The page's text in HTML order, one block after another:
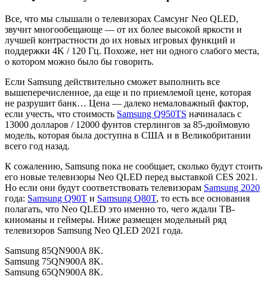
Все, что мы слышали о телевизорах Самсунг Neo QLED,
звучит многообещающе — от их более высокой яркости и
лучшей контрастности до их новых игровых функций и
поддержки 4K / 120 Гц. Похоже, нет ни одного слабого места,
о котором можно было бы говорить.
Если Samsung действительно сможет выполнить все
вышеперечисленное, да еще и по приемлемой цене, которая
не разрушит банк… Цена — далеко немаловажный фактор,
если учесть, что стоимость Samsung Q950TS начиналась с
13000 долларов / 12000 фунтов стерлингов за 85-дюймовую
модель, которая была доступна в США и в Великобритании
всего год назад.
К сожалению, Samsung пока не сообщает, сколько будут стоить
его новые телевизоры Neo QLED перед выставкой CES 2021.
Но если они будут соответствовать телевизорам Samsung 2020
года: Samsung Q90T и Samsung Q80T, то есть все основания
полагать, что Neo QLED это именно то, чего ждали ТВ-
киноманы и геймеры. Ниже размещен модельный ряд
телевизоров Samsung Neo QLED 2021 года.
Samsung 85QN900A 8K.
Samsung 75QN900A 8K.
Samsung 65QN900A 8K.